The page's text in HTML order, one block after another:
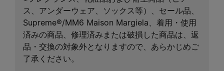
ス、アンダーウェア、ソックス等）、セール品、
Supreme®/MM6 Maison Margiela、着用・使用
済みの商品、修理済みまたは破損した商品は、返
品・交換の対象外となりますので、あらかじめご
了承ください。